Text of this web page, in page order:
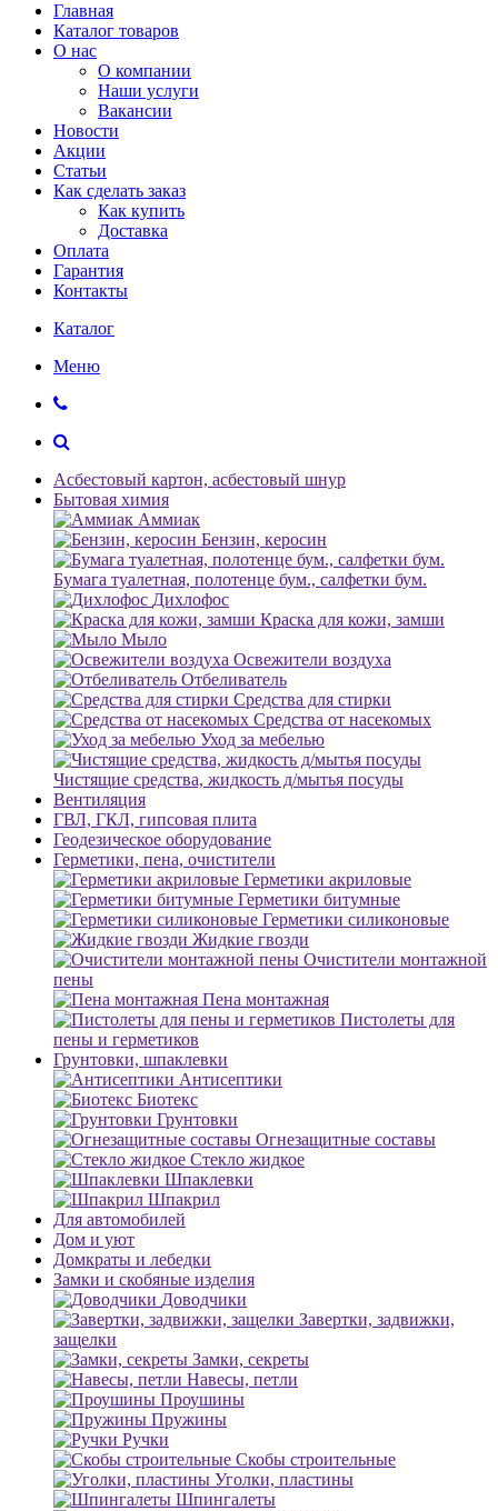
Главная
Каталог товаров
О нас
О компании
Наши услуги
Вакансии
Новости
Акции
Статьи
Как сделать заказ
Как купить
Доставка
Оплата
Гарантия
Контакты
Каталог
Меню
Асбестовый картон, асбестовый шнур
Бытовая химия
Аммиак
Бензин, керосин
Бумага туалетная, полотенце бум., салфетки бум.
Дихлофос
Краска для кожи, замши
Мыло
Освежители воздуха
Отбеливатель
Средства для стирки
Средства от насекомых
Уход за мебелью
Чистящие средства, жидкость д/мытья посуды
Вентиляция
ГВЛ, ГКЛ, гипсовая плита
Геодезическое оборудование
Герметики, пена, очистители
Герметики акриловые
Герметики битумные
Герметики силиконовые
Жидкие гвозди
Очистители монтажной
пены
Пена монтажная
Пистолеты для
пены и герметиков
Грунтовки, шпаклевки
Антисептики
Биотекс
Грунтовки
Огнезащитные составы
Стекло жидкое
Шпаклевки
Шпакрил
Для автомобилей
Дом и уют
Домкраты и лебедки
Замки и скобяные изделия
Доводчики
Завертки, задвижки,
защелки
Замки, секреты
Навесы, петли
Проушины
Пружины
Ручки
Скобы строительные
Уголки, пластины
Шпингалеты